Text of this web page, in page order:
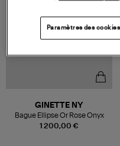
1 200,00 €
GINETTE NY
Bague Ellipse Or Rose Onyx
Paramètres des cookies